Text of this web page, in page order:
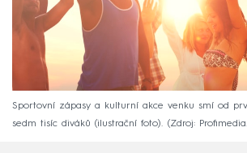
Sportovní zápasy a kulturní akce venku smí od
sedm tisíc diváků (ilustrační foto).
Zdroj: